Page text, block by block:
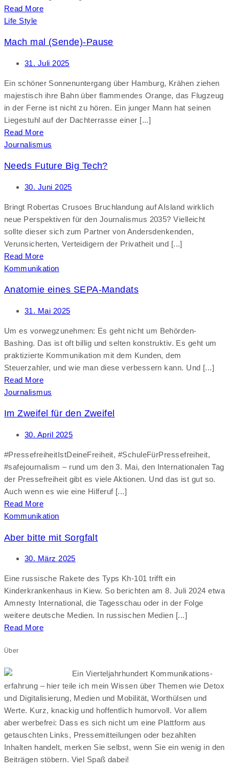
Read More
Life Style
Mach mal (Sende)-Pause
31. Juli 2025
Ein schöner Sonnenuntergang über Hamburg, Krähen ziehen
majestisch ihre Bahn über flammendes Orange, das Flugzeug
in der Ferne ist nicht zu hören. Ein junger Mann hat seinen
Liegestuhl auf der Dachterrasse einer [...]
Read More
Journalismus
Needs Future Big Tech?
30. Juni 2025
Bringt Robertas Crusoes Bruchlandung auf AIsland wirklich
neue Perspektiven für den Journalismus 2035? Vielleicht
sollte dieser sich zum Partner von Andersdenkenden,
Verunsicherten, Verteidigern der Privatheit und [...]
Read More
Kommunikation
Anatomie eines SEPA-Mandats
31. Mai 2025
Um es vorwegzunehmen: Es geht nicht um Behörden-
Bashing. Das ist oft billig und selten konstruktiv. Es geht um
praktizierte Kommunikation mit dem Kunden, dem
Steuerzahler, und wie man diese verbessern kann. Und [...]
Read More
Journalismus
Im Zweifel für den Zweifel
30. April 2025
#PressefreiheitIstDeineFreiheit, #SchuleFürPressefreiheit,
#safejournalism – rund um den 3. Mai, den Internationalen Tag
der Pressefreiheit gibt es viele Aktionen. Und das ist gut so.
Auch wenn es wie eine Hilferuf [...]
Read More
Kommunikation
Aber bitte mit Sorgfalt
30. März 2025
Eine russische Rakete des Typs Kh-101 trifft ein
Kinderkrankenhaus in Kiew. So berichten am 8. Juli 2024 etwa
Amnesty International, die Tagesschau oder in der Folge
weitere deutsche Medien. In russischen Medien [...]
Read More
Über
Ein Vierteljahrhundert Kommunikations-
erfahrung – hier teile ich mein Wissen über Themen wie Detox
und Digitalisierung, Medien und Mobilität, Worthülsen und
Werte. Kurz, knackig und hoffentlich humorvoll. Vor allem
aber werbefrei: Dass es sich nicht um eine Plattform aus
getauschten Links, Pressemitteilungen oder bezahlten
Inhalten handelt, merken Sie selbst, wenn Sie ein wenig in den
Beiträgen stöbern. Viel Spaß dabei!